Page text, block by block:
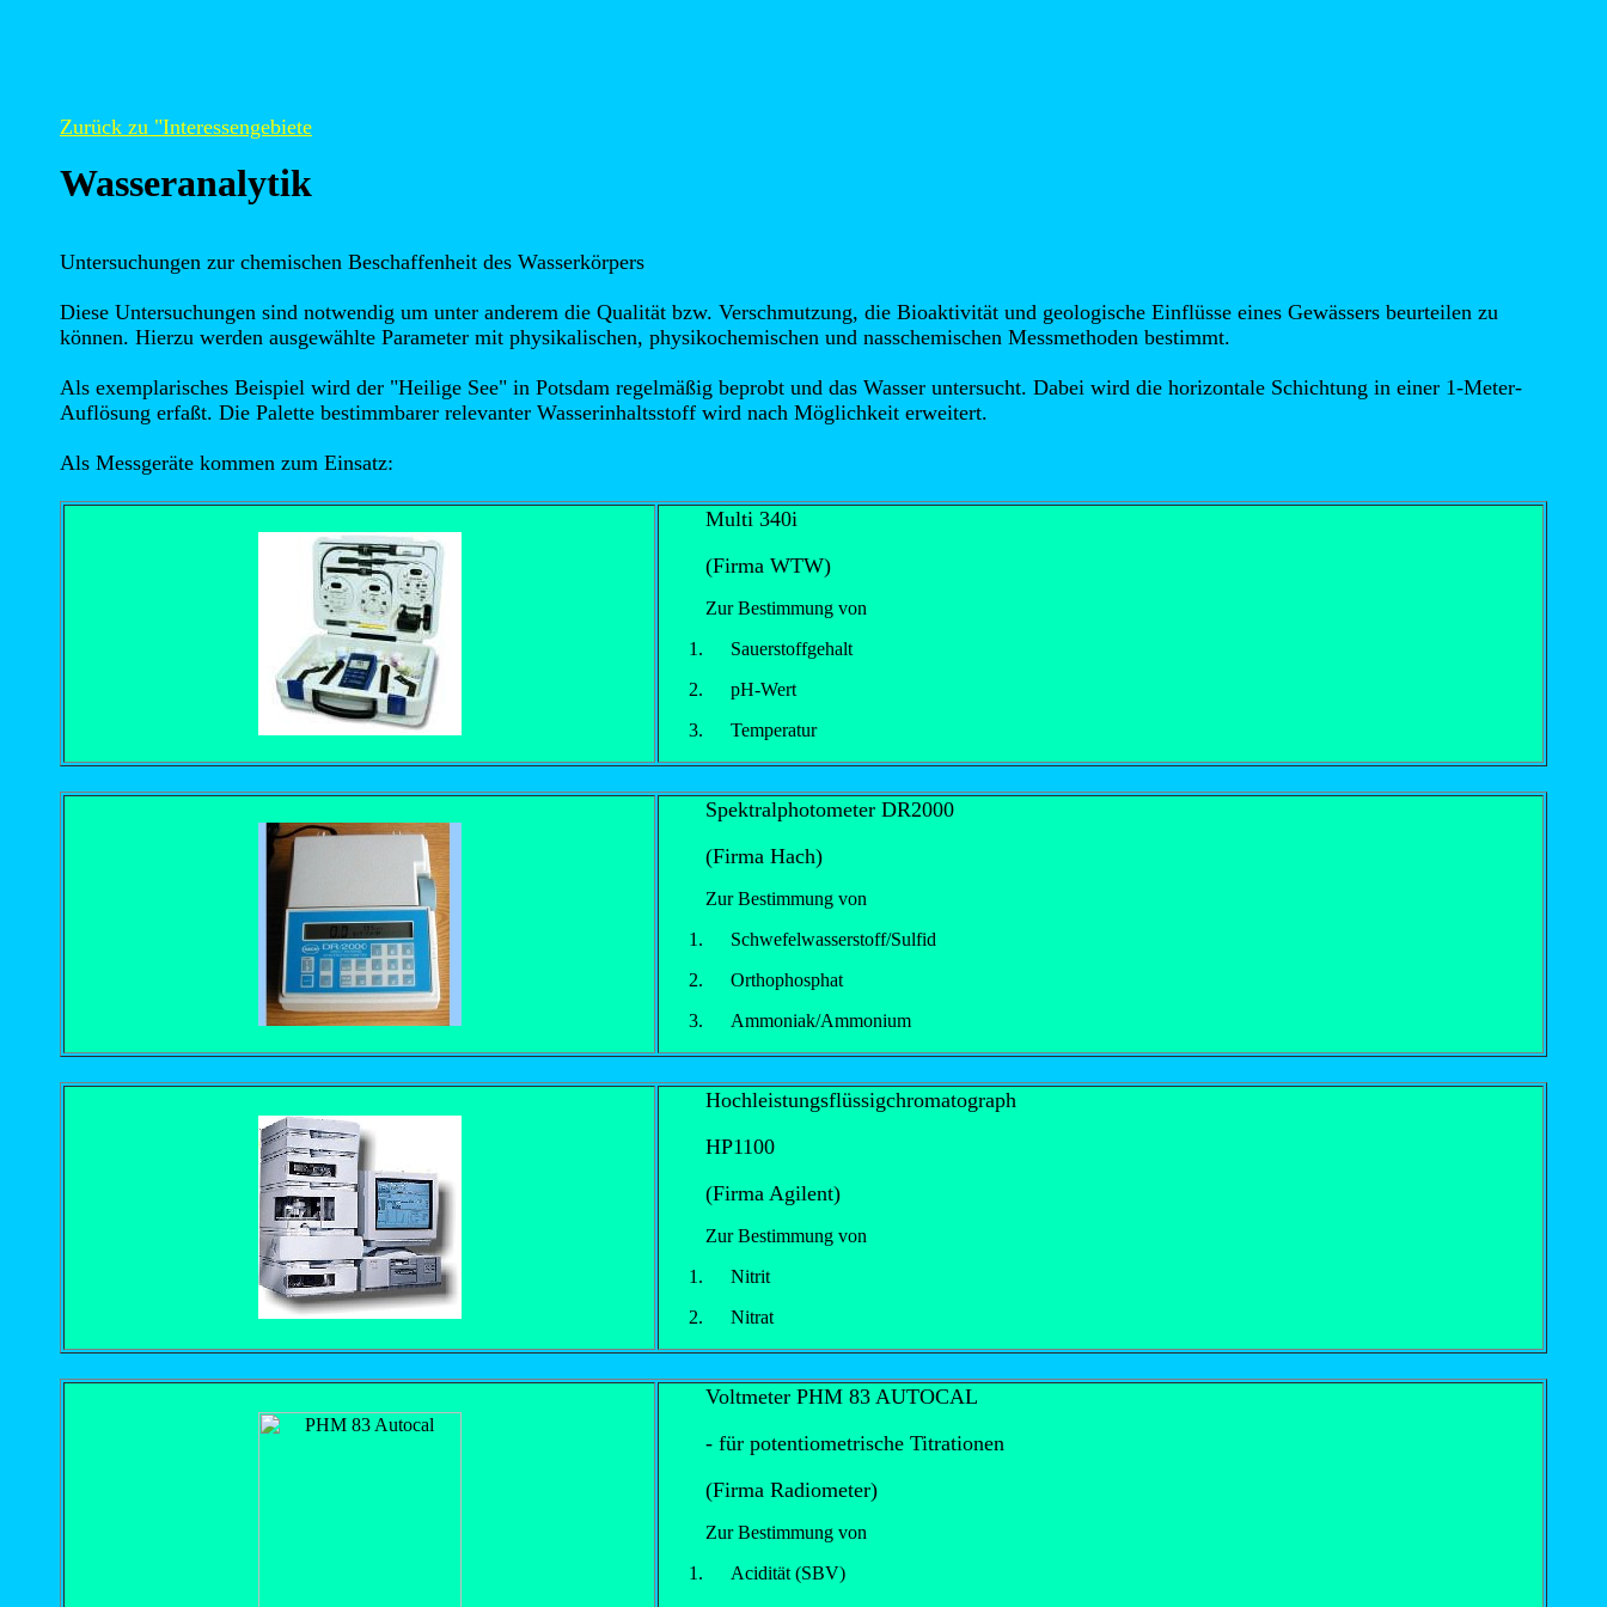
Zurück zu "Interessengebiete
Wasseranalytik
Untersuchungen zur chemischen Beschaffenheit des Wasserkörpers
Diese Untersuchungen sind notwendig um unter anderem die Qualität bzw. Verschmutzung, die Bioaktivität und geologische Einflüsse eines Gewässers beurteilen zu
können. Hierzu werden ausgewählte Parameter mit physikalischen, physikochemischen und nasschemischen Messmethoden bestimmt.
Als exemplarisches Beispiel wird der "Heilige See" in Potsdam regelmäßig beprobt und das Wasser untersucht. Dabei wird die horizontale Schichtung in einer 1-Meter-
Auflösung erfaßt. Die Palette bestimmbarer relevanter Wasserinhaltsstoff wird nach Möglichkeit erweitert.
Als Messgeräte kommen zum Einsatz:
Multi 340i
(Firma WTW)
Zur Bestimmung von
Sauerstoffgehalt
pH-Wert
Temperatur
Spektralphotometer DR2000
(Firma Hach)
Zur Bestimmung von
Schwefelwasserstoff/Sulfid
Orthophosphat
Ammoniak/Ammonium
Hochleistungsflüssigchromatograph
HP1100
(Firma Agilent)
Zur Bestimmung von
Nitrit
Nitrat
Voltmeter PHM 83 AUTOCAL
- für potentiometrische Titrationen
(Firma Radiometer)
Zur Bestimmung von
Acidität (SBV)